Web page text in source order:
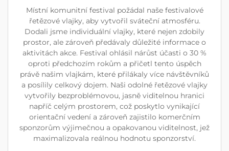
Místní komunitní festival požádal naše festivalové
řetězové vlajky, aby vytvořil sváteční atmosféru.
Dodali jsme individuální vlajky, které nejen zdobily
prostor, ale zároveň předávaly důležité informace o
aktivitách akce. Festival ohlásil nárůst účasti o 30 %
oproti předchozím rokům a přičetl tento úspěch
právě našim vlajkám, které přilákaly více návštěvníků
a posílily celkový dojem. Naši odolné řetězové vlajky
vytvořily bezproblémovou, jasně viditelnou hranici
napříč celým prostorem, což poskytlo vynikající
orientační vedení a zároveň zajistilo komerčním
sponzorům výjimečnou a opakovanou viditelnost, jež
maximalizovala reálnou hodnotu sponzorství.